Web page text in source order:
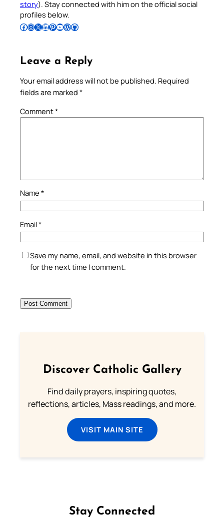
story). Stay connected with him on the official social
profiles below.
Follow Pradeep on Facebook Follow Pradeep on InstagramFollow Pradeep on X Follow Pradeep on LinkedIn Follow Pradeep on Pinterest Subscribe to Pradeep’s Youtube Channel Follow Pradeep on WordPress Follow Pradeep on GitHub
Leave a Reply
Your email address will not be published. Required
fields are marked *
Comment*
Name *
Email*
Save my name, email, and website in this browser
for the next time I comment.
Discover Catholic Gallery
Find daily prayers, inspiring quotes,
reflections, articles, Mass readings, and more.
VISIT MAIN SITE
Stay Connected